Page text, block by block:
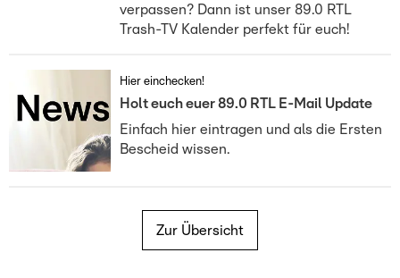
verpassen? Dann ist unser 89.0 RTL
Trash-TV Kalender perfekt für euch!
Hier einchecken!
Holt euch euer 89.0 RTL E-Mail Update
Einfach hier eintragen und als die Ersten
Bescheid wissen.
Zur Übersicht